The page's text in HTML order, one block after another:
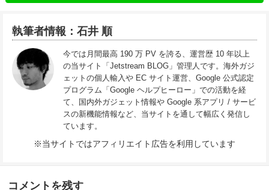
執筆者情報：石井 順
今では月間最高 190 万 PV を誇る、運営歴 10 年以上
の当サイト「Jetstream BLOG」管理人です。海外ガジ
ェットの個人輸入や EC サイト運営、Google 公式認定
プログラム「Google ヘルプヒーロー」での活動を経
て、国内外ガジェット情報や Google 系アプリ / サービ
スの新機能情報など、当サイトを通して幅広く発信し
ています。
※当サイトではアフィリエイト広告を利用しています
コメントを残す